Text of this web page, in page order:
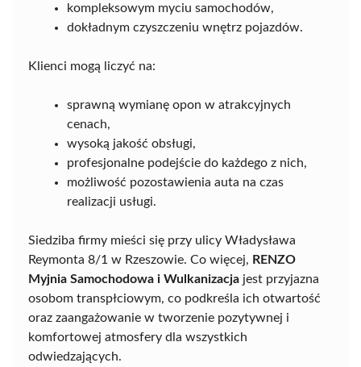
kompleksowym myciu samochodów,
dokładnym czyszczeniu wnętrz pojazdów.
Klienci mogą liczyć na:
sprawną wymianę opon w atrakcyjnych
cenach,
wysoką jakość obsługi,
profesjonalne podejście do każdego z nich,
możliwość pozostawienia auta na czas
realizacji usługi.
Siedziba firmy mieści się przy ulicy Władysława
Reymonta 8/1 w Rzeszowie. Co więcej, RENZO
Myjnia Samochodowa i Wulkanizacja jest przyjazna
osobom transpłciowym, co podkreśla ich otwartość
oraz zaangażowanie w tworzenie pozytywnej i
komfortowej atmosfery dla wszystkich
odwiedzających.